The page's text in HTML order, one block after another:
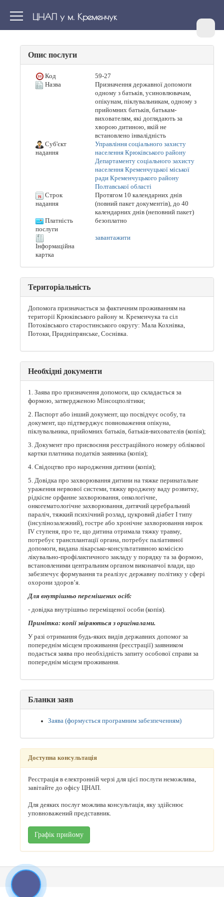
ЦНАП у м. Кременчук
Опис послуги
Код
59-27
Назва
Призначення державної допомоги
одному з батьків, усиновлювачам,
опікунам, піклувальникам, одному з
прийомних батьків, батькам-
вихователям, які доглядають за
хворою дитиною, якій не
встановлено інвалідність
Суб'єкт
надання
Управління соціального захисту
населення Крюківського району
Департаменту соціального захисту
населення Кременчуцької міської
ради Кременчуцького району
Полтавської області
Строк
надання
Протягом 10 календарних днів
(повний пакет документів), до 40
календарних днів (неповний пакет)
Платність
послуги
безоплатно
Інформаційна
картка
завантажити
Територіальність
Допомога призначається за фактичним проживанням на
території Крюківського району м. Кременчука та сіл
Потоківського старостинського округу: Мала Кохнівка,
Потоки, Придніпрянське, Соснівка.
Необхідні документи
1. Заява про призначення допомоги, що складається за
формою, затвердженою Мінсоцполітики;
2. Паспорт або інший документ, що посвідчує особу, та
документ, що підтверджує повноваження опікуна,
піклувальника, прийомних батьків, батьків-вихователів (копія);
3. Документ про присвоєння реєстраційного номеру облікової
картки платника податків заявника (копія);
4. Свідоцтво про народження дитини (копія);
5. Довідка про захворювання дитини на тяжке перинатальне
ураження нервової системи, тяжку вроджену ваду розвитку,
рідкісне орфанне захворювання, онкологічне,
онкогематологічне захворювання, дитячий церебральний
параліч, тяжкий психічний розлад, цукровий діабет I типу
(інсулінозалежний), гостре або хронічне захворювання нирок
IV ступеня, про те, що дитина отримала тяжку травму,
потребує трансплантації органа, потребує паліативної
допомоги, видана лікарсько-консультативною комісією
лікувально-профілактичного закладу у порядку та за формою,
встановленими центральним органом виконавчої влади, що
забезпечує формування та реалізує державну політику у сфері
охорони здоров’я.
Для внутрішньо перемішених осіб:
- довідка внутрiшньо перемiщеної особи (копія).
Примітка: копії звіряються з оригіналами.
У разі отримання будь-яких видів державних допомог за
попереднім місцем проживання (реєстрації) заявником
подається заява про необхідність запиту особової справи за
попереднім місцем проживання.
Бланки заяв
Заява (формується програмним забезпеченням)
Доступна консультація
Реєстрація в електронній черзі для цієї послуги неможлива,
завітайте до офісу ЦНАП.
Для деяких послуг можлива консультація, яку здійснює
уповноважений представник.
Графік прийому